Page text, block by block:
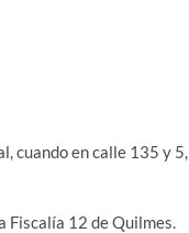
cuando en calle 135 y 5,
Fiscalía 12 de Quilmes.